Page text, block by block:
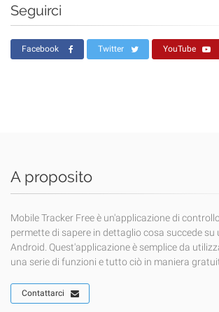
Seguirci
Facebook Twitter YouTube
A proposito
Mobile Tracker Free è un'applicazione di
permette di sapere in dettaglio cosa succede
Android. Quest'applicazione è semplice da
una serie di funzioni e tutto ciò in maniera
Contattarci